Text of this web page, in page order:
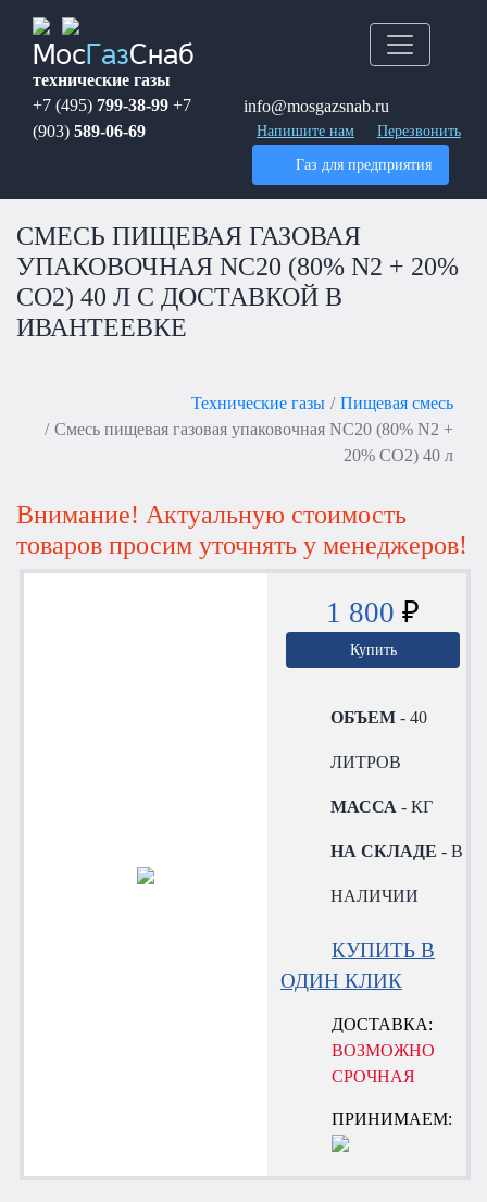
Мос ГазСнаб
технические газы
+7 (495) 799-38-99 +7
(903) 589-06-69
info@mosgazsnab.ru
Напишите нам Перезвонить
Газ для предприятия
СМЕСЬ ПИЩЕВАЯ ГАЗОВАЯ
УПАКОВОЧНАЯ NC20 (80% N2 + 20%
CO2) 40 Л С ДОСТАВКОЙ В
ИВАНТЕЕВКЕ
Технические газы
Пищевая смесь
Смесь пищевая газовая упаковочная NC20 (80% N2 +
20% CO2) 40 л
Внимание! Актуальную стоимость
товаров просим уточнять у менеджеров!
1 800₽
Купить
ОБЪЕМ - 40
ЛИТРОВ
МАССА - КГ
НА СКЛАДЕ - В
НАЛИЧИИ
КУПИТЬ В
ОДИН КЛИК
ДОСТАВКА:
ВОЗМОЖНО
СРОЧНАЯ
ПРИНИМАЕМ: